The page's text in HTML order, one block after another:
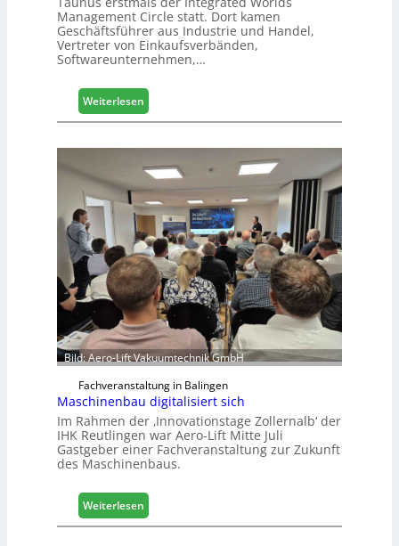
s
e
Management Circle statt. Dort kamen
Geschäftsführer aus Industrie und Handel,
Vertreter von Einkaufsverbänden,
Softwareunternehmen,…
Weiterlesen
M
b
e
b
r
a
n
c
h
e
e
r
ö
r
t
e
r
t
Z
u
k
n
Bild: Aero-Lift Vakuumtechnik GmbH
Fachveranstaltung in Balingen
Maschinenbau digitalisiert sich
Im Rahmen der ‚Innovationstage Zollernalb‘ der
IHK Reutlingen war Aero-Lift Mitte Juli
Gastgeber einer Fachveranstaltung zur Zukunft
des Maschinenbaus.
Weiterlesen
M